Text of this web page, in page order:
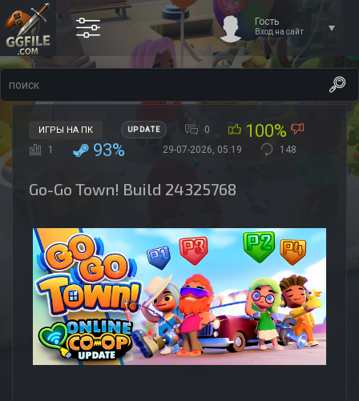
Гость
Вход на сайт
ИГРЫ НА ПК UPDATE 0 100%
1 93% 29-07-2026, 05:19 148
Go-Go Town! Build 24325768